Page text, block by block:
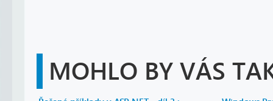
MOHLO BY VÁS